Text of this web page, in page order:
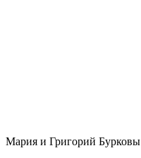
Мария и Григорий Бурковы